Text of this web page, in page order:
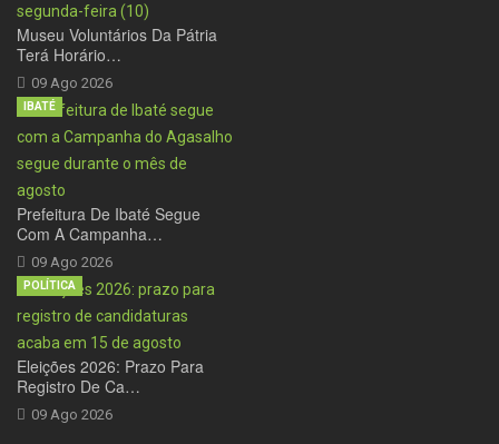
Museu Voluntários Da Pátria
Terá Horário…
09 Ago 2026
Prefeitura De Ibaté Segue
Com A Campanha…
09 Ago 2026
IBATÉ
Eleições 2026: Prazo Para
Registro De Ca…
09 Ago 2026
POLÍTICA